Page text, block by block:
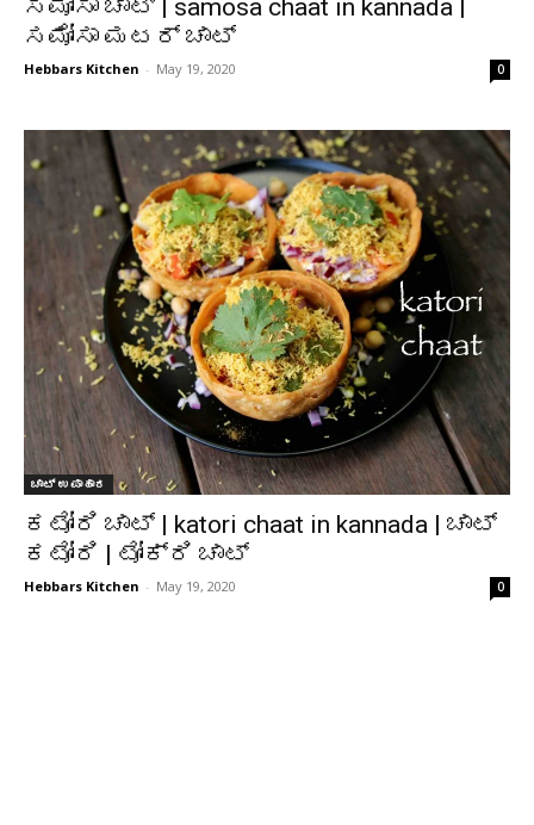
ಸಮೋಸಾ ಚಾಟ್ | samosa chaat in kannada |
ಸಮೋಸಾ ಮಟರ್ ಚಾಟ್
Hebbars Kitchen - May 19, 2020 0
ಚಾಟ್ ಉಪಾಹಾರ
ಕಟೋರಿ ಚಾಟ್ | katori chaat in kannada | ಚಾಟ್
ಕಟೋರಿ | ಟೋಕ್ರಿ ಚಾಟ್
Hebbars Kitchen - May 19, 2020 0